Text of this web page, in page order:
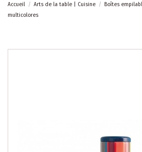
Accueil Arts de la table | Cuisine
Boîtes
multicolores